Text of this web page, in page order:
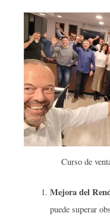
Curso de
Mejora del
puede superar